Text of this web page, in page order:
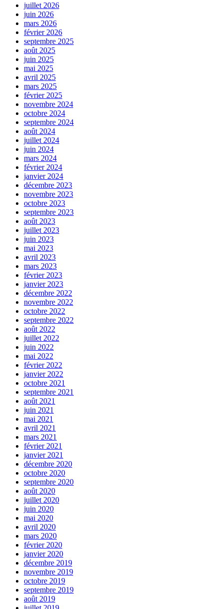
juillet 2026
juin 2026
mars 2026
février 2026
septembre 2025
août 2025
juin 2025
mai 2025
avril 2025
mars 2025
février 2025
novembre 2024
octobre 2024
septembre 2024
août 2024
juillet 2024
juin 2024
mars 2024
février 2024
janvier 2024
décembre 2023
novembre 2023
octobre 2023
septembre 2023
août 2023
juillet 2023
juin 2023
mai 2023
avril 2023
mars 2023
février 2023
janvier 2023
décembre 2022
novembre 2022
octobre 2022
septembre 2022
août 2022
juillet 2022
juin 2022
mai 2022
février 2022
janvier 2022
octobre 2021
septembre 2021
août 2021
juin 2021
mai 2021
avril 2021
mars 2021
février 2021
janvier 2021
décembre 2020
octobre 2020
septembre 2020
août 2020
juillet 2020
juin 2020
mai 2020
avril 2020
mars 2020
février 2020
janvier 2020
décembre 2019
novembre 2019
octobre 2019
septembre 2019
août 2019